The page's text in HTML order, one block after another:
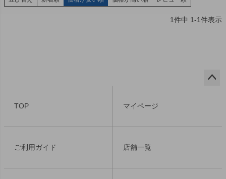
1件中 1-1件表示
TOP マイページ
ご利用ガイド 店舗一覧